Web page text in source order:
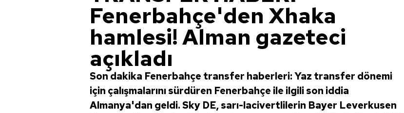
Fenerbahçe'den Xhaka
hamlesi! Alman gazeteci
açıkladı
Son dakika Fenerbahçe transfer haberleri: Yaz transfer dönemi
için çalışmalarını sürdüren Fenerbahçe ile ilgili son iddia
Almanya'dan geldi. Sky DE, sarı-lacivertlilerin Bayer Leverkusen